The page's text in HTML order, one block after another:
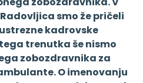
smo že pričeli
kadrovske
trenutka še nismo
zobozdravnika za
O imenovanju